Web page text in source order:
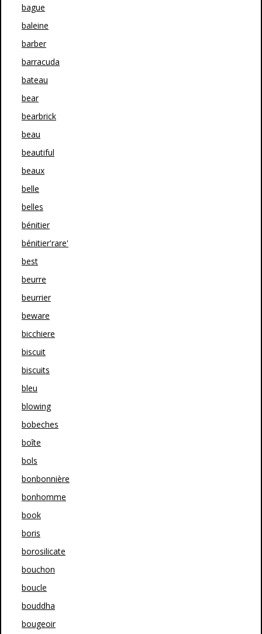
bague
baleine
barber
barracuda
bateau
bear
bearbrick
beau
beautiful
beaux
belle
belles
bénitier
bénitier'rare'
best
beurre
beurrier
beware
bicchiere
biscuit
biscuits
bleu
blowing
bobeches
boîte
bols
bonbonnière
bonhomme
book
boris
borosilicate
bouchon
boucle
bouddha
bougeoir